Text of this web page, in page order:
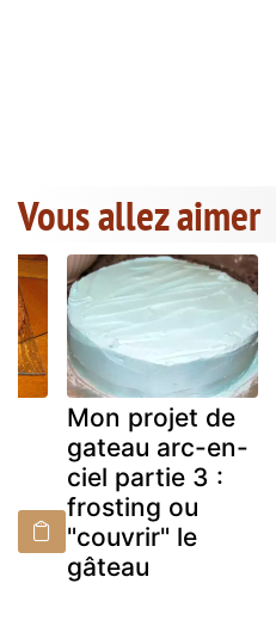
Vous allez aimer
Mon projet de
gateau arc-en-
ciel partie 3 :
frosting ou
"couvrir" le
gâteau